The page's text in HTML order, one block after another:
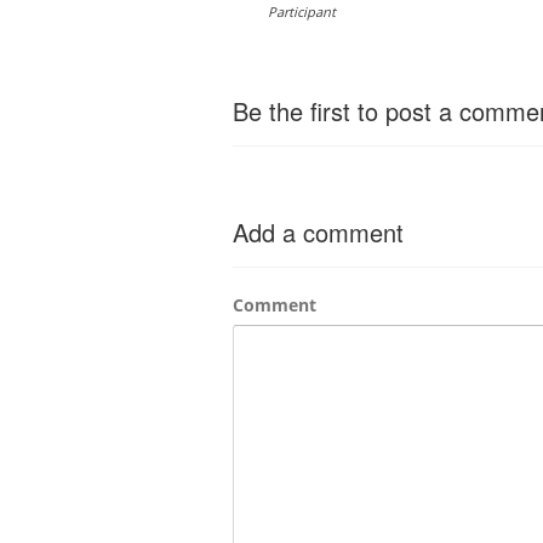
Participant
Be the first to post a
Add a comment
Comment